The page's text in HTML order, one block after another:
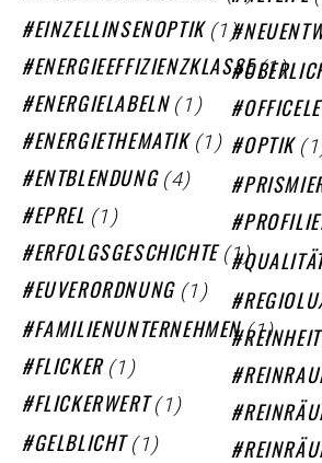
EINZELLINSENOPTIK (1)
ENERGIEEFFIZIENZKLASSE (1)
ENERGIELABELN (1)
ENERGIETHEMATIK (1)
ENTBLENDUNG (4)
EPREL (1)
ERFOLGSGESCHICHTE (1)
EUVERORDNUNG (1)
FAMILIENUNTERNEHMEN (1)
FLICKER (1)
FLICKERWERT (1)
GELBLICHT (1)
OPTIK